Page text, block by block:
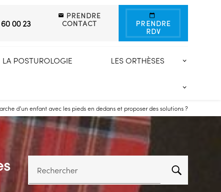
00 23
PRENDRE
CONTACT
PRENDRE
RDV
LA POSTUROLOGIE LES ORTHÈSES
d’un enfant avec les pieds en dedans et proposer des solutions ?
Rechercher